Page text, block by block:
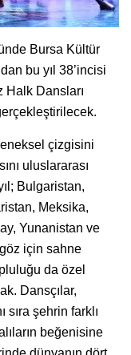
Bursa Kültür
bu yıl 38’incisi
Halk Dansları
çizgisini
uluslararası
Bulgaristan,
Meksika,
Yunanistan ve
için sahne
da özel
Dansçılar,
sıra şehrin farklı
beğenisine